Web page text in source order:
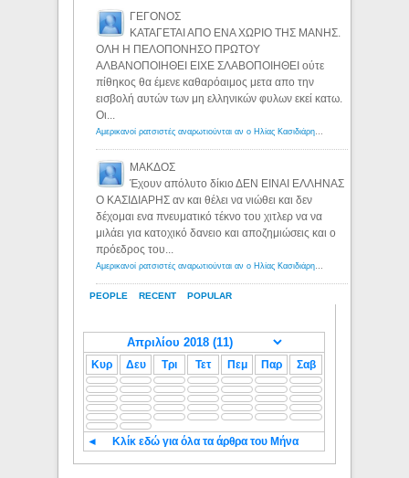
PEOPLE RECENT POPULAR
ΓΕΓΟΝΟΣ
ΚΑΤΑΓΕΤΑΙ ΑΠΟ ΕΝΑ ΧΩΡΙΟ ΤΗΣ ΜΑΝΗΣ.
ΟΛΗ Η ΠΕΛΟΠΟΝΗΣΟ ΠΡΩΤΟΥ
ΑΛΒΑΝΟΠΟΙΗΘΕΙ ΕΙΧΕ ΣΛΑΒΟΠΟΙΗΘΕΙ ούτε
πίθηκος θα έμενε καθαρόαιμος μετα απο την
εισβολή αυτών των μη ελληνικών φυλων εκεί κατω.
Οι...
Αμερικανοί ρατσιστές αναρωτιούνται αν ο Ηλίας Κασιδιάρης ανήκει στη λευκή φυλή... - Λόγιος Ερμής
ΜΑΚΔΟΣ
Έχουν απόλυτο δίκιο ΔΕΝ ΕΙΝΑΙ ΕΛΛΗΝΑΣ
Ο ΚΑΣΙΔΙΑΡΗΣ αν και θέλει να νιώθει και δεν
δέχομαι ενα πνευματικό τέκνο του χιτλερ να να
μιλάει για κατοχικό δανειο και αποζημιώσεις και ο
πρόεδρος του...
Αμερικανοί ρατσιστές αναρωτιούνται αν ο Ηλίας Κασιδιάρης ανήκει στη λευκή φυλή... - Λόγιος Ερμής
Κυρ Δευ Τρι Τετ Πεμ Παρ Σαβ
◄ Κλίκ εδώ για όλα τα άρθρα του Μήνα